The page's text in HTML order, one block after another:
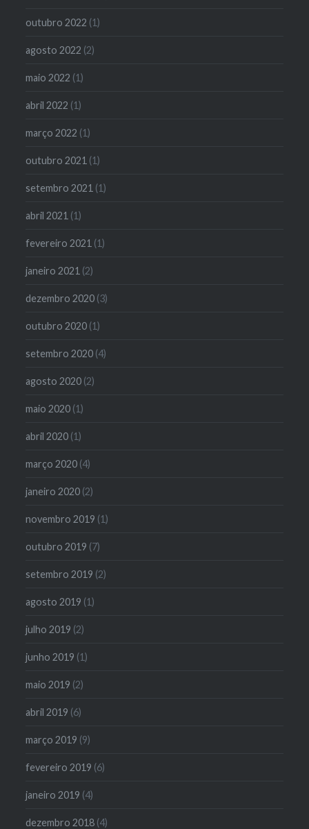
outubro 2022 (1)
agosto 2022 (2)
maio 2022 (1)
abril 2022 (1)
março 2022 (1)
outubro 2021 (1)
setembro 2021 (1)
abril 2021 (1)
fevereiro 2021 (1)
janeiro 2021 (2)
dezembro 2020 (3)
outubro 2020 (1)
setembro 2020 (4)
agosto 2020 (2)
maio 2020 (1)
abril 2020 (1)
março 2020 (4)
janeiro 2020 (2)
novembro 2019 (1)
outubro 2019 (7)
setembro 2019 (2)
agosto 2019 (1)
julho 2019 (2)
junho 2019 (1)
maio 2019 (2)
abril 2019 (6)
março 2019 (9)
fevereiro 2019 (6)
janeiro 2019 (4)
dezembro 2018 (4)